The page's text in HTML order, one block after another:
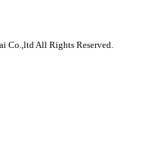
Co.,ltd All Rights Reserved.